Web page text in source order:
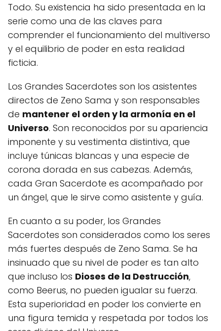
Todo. Su existencia ha sido presentada en la
serie como una de las claves para
comprender el funcionamiento del multiverso
y el equilibrio de poder en esta realidad
ficticia.
Los Grandes Sacerdotes son los asistentes
directos de Zeno Sama y son responsables
de mantener el orden y la armonía en el
Universo. Son reconocidos por su apariencia
imponente y su vestimenta distintiva, que
incluye túnicas blancas y una especie de
corona dorada en sus cabezas. Además,
cada Gran Sacerdote es acompañado por
un ángel, que le sirve como asistente y guía.
En cuanto a su poder, los Grandes
Sacerdotes son considerados como los seres
más fuertes después de Zeno Sama. Se ha
insinuado que su nivel de poder es tan alto
que incluso los Dioses de la Destrucción,
como Beerus, no pueden igualar su fuerza.
Esta superioridad en poder los convierte en
una figura temida y respetada por todos los